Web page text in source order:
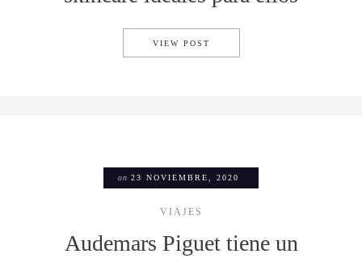
VIEW POST
on 23 NOVIEMBRE, 2020
VIAJES
Audemars Piguet tiene un